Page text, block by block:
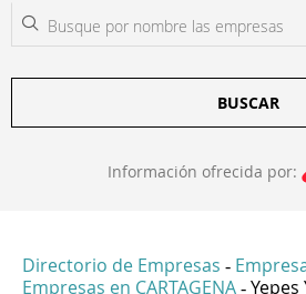
BUSCAR
Información ofrecida por:
Directorio de Empresas -
Empresas en CARTAGENA - Yepes